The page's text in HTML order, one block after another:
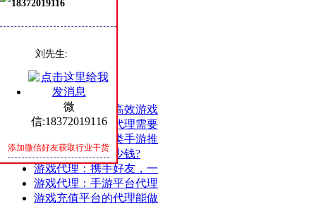
最新
热评
随机
成功案例分享：高效游戏
游戏代理：游戏代理需要
游戏代理：仙侠类手游推
开发手游能赚多少钱?
游戏代理：携手好友，一
游戏代理：手游平台代理
游戏充值平台的代理能做
18372019116
刘先生:
微
信:18372019116
添加微信好友获取行业干货